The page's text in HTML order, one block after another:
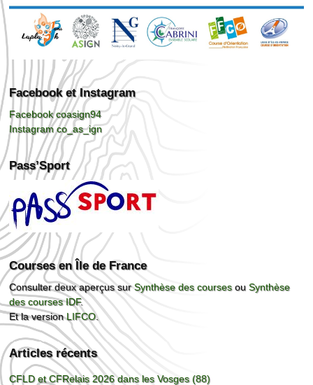
Facebook et Instagram
Facebook coasign94
Instagram co_as_ign
Pass’Sport
Courses en Île de France
Consulter deux aperçus surSynthèse des coursesouSynthèse
des courses IDF.
Et la versionLIFCO.
Articles récents
CFLD et CFRelais 2026 dans les Vosges (88)